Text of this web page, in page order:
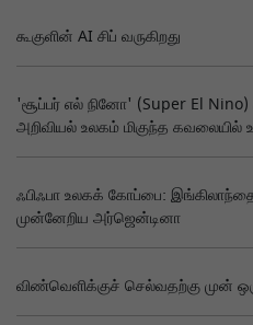
கூகுளின் AI சிப் வருகிறது
'சூப்பர் எல் நினோ' (Super El
அறிவியல் உலகம் மிகுந்த கவலையில்
ஃபிஃபா உலகக் கோப்பை:
முன்னேறிய அர்ஜென்டினா
விண்வெளிக்குச் செல்வதற்கு முன்